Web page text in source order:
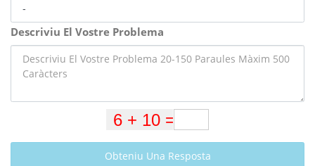
Descriviu El Vostre Problema
Obteniu Una Resposta